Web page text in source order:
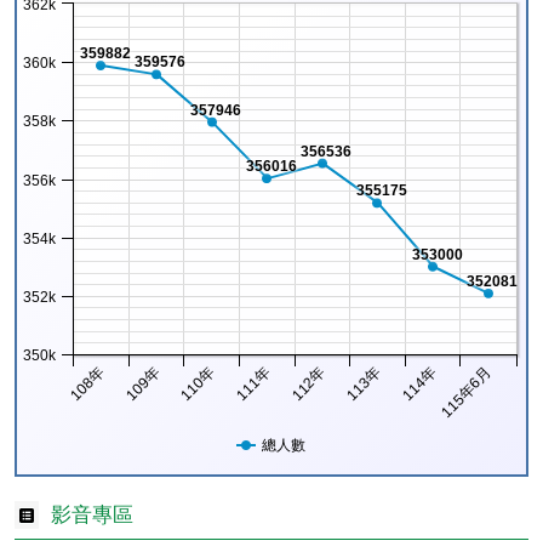
359882 359576
357946
356016
356536
355175
353000
352081
總人數
108年 109年 110年 111年 112年 113年 114年115年6月
350k
352k
354k
356k
358k
360k
362k
影音專區